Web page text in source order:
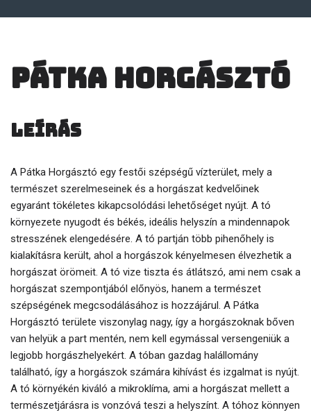
Pátka Horgásztó
Leírás
A Pátka Horgásztó egy festői szépségű vízterület, mely a
természet szerelmeseinek és a horgászat kedvelőinek
egyaránt tökéletes kikapcsolódási lehetőséget nyújt. A tó
környezete nyugodt és békés, ideális helyszín a mindennapok
stresszének elengedésére. A tó partján több pihenőhely is
kialakításra került, ahol a horgászok kényelmesen élvezhetik a
horgászat örömeit. A tó vize tiszta és átlátszó, ami nem csak a
horgászat szempontjából előnyös, hanem a természet
szépségének megcsodálásához is hozzájárul. A Pátka
Horgásztó területe viszonylag nagy, így a horgászoknak bőven
van helyük a part mentén, nem kell egymással versengeniük a
legjobb horgászhelyekért. A tóban gazdag halállomány
található, így a horgászok számára kihívást és izgalmat is nyújt.
A tó környékén kiváló a mikroklíma, ami a horgászat mellett a
természetjárásra is vonzóvá teszi a helyszínt. A tóhoz könnyen